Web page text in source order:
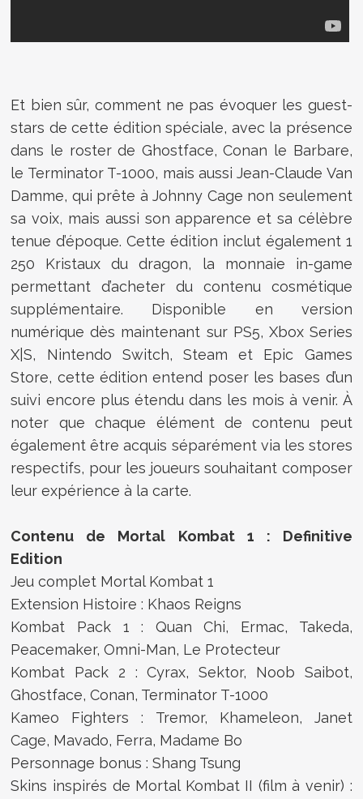
Et bien sûr, comment ne pas évoquer les guest-
stars de cette édition spéciale, avec la présence
dans le roster de Ghostface, Conan le Barbare,
le Terminator T-1000, mais aussi Jean-Claude Van
Damme, qui prête à Johnny Cage non seulement
sa voix, mais aussi son apparence et sa célèbre
tenue d’époque. Cette édition inclut également 1
250 Kristaux du dragon, la monnaie in-game
permettant d’acheter du contenu cosmétique
supplémentaire. Disponible en version
numérique dès maintenant sur PS5, Xbox Series
X|S, Nintendo Switch, Steam et Epic Games
Store, cette édition entend poser les bases d’un
suivi encore plus étendu dans les mois à venir. À
noter que chaque élément de contenu peut
également être acquis séparément via les stores
respectifs, pour les joueurs souhaitant composer
leur expérience à la carte.
Contenu de Mortal Kombat 1 : Definitive
Edition
Jeu complet Mortal Kombat 1
Extension Histoire : Khaos Reigns
Kombat Pack 1 : Quan Chi, Ermac, Takeda,
Peacemaker, Omni-Man, Le Protecteur
Kombat Pack 2 : Cyrax, Sektor, Noob Saibot,
Ghostface, Conan, Terminator T-1000
Kameo Fighters : Tremor, Khameleon, Janet
Cage, Mavado, Ferra, Madame Bo
Personnage bonus : Shang Tsung
Skins inspirés de Mortal Kombat II (film à venir) :